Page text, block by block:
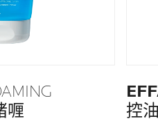
喱
控